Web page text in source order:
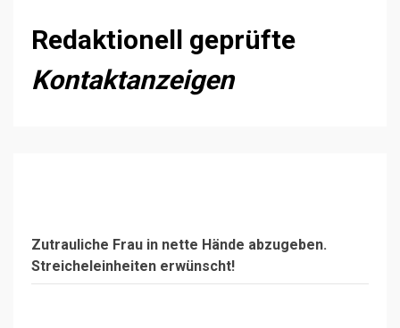
Redaktionell geprüfte
Kontaktanzeigen
Zutrauliche Frau in nette Hände abzugeben.
Streicheleinheiten erwünscht!